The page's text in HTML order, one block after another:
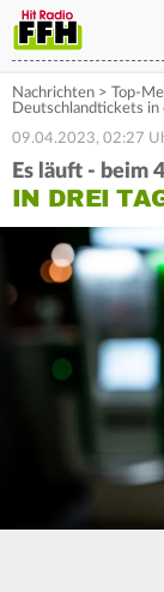
Nachrichten > Top-
Deutschlandtickets in
09.04.2023, 02:27
Es läuft - beim
IN DREI